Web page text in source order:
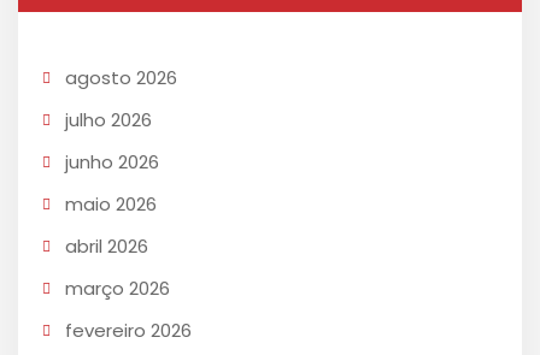
agosto 2026
julho 2026
junho 2026
maio 2026
abril 2026
março 2026
fevereiro 2026